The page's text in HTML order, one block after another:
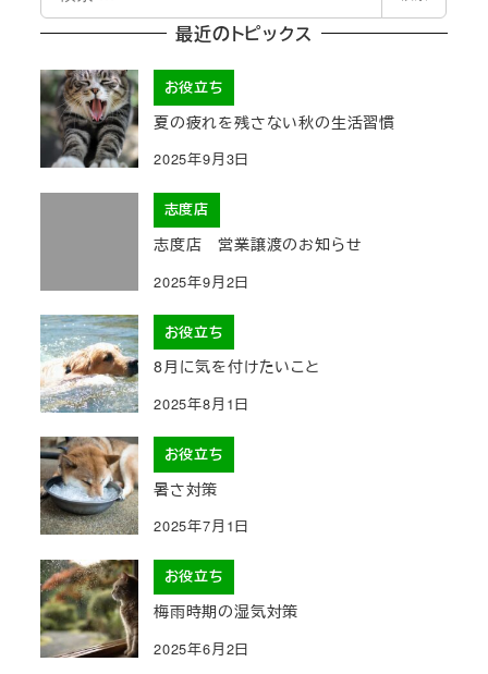
索
最近のトピックス
お役立ち
夏の疲れを残さない秋の生活習慣
2025年9月3日
志度店
志度店 営業譲渡のお知らせ
2025年9月2日
お役立ち
8月に気を付けたいこと
2025年8月1日
お役立ち
暑さ対策
2025年7月1日
お役立ち
梅雨時期の湿気対策
2025年6月2日